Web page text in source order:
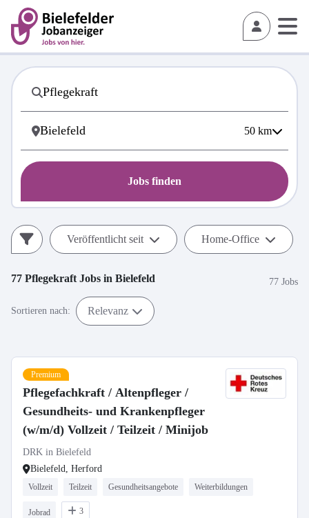
50 km
Jobs finden
Veröffentlicht seit Home-Office
77 Pflegekraft Jobs in Bielefeld 77 Jobs
Sortieren nach: Relevanz
Premium
Pflegefachkraft / Altenpfleger /
Gesundheits- und Krankenpfleger
(w/m/d) Vollzeit / Teilzeit / Minijob
DRK in Bielefeld
Bielefeld, Herford
Vollzeit Teilzeit Gesundheitsangebote Weiterbildungen
Jobrad 3